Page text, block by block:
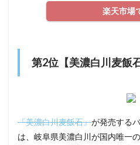
楽天市場
第2位【美濃白川麦飯
『美濃白川麦飯石』が発売する
は、岐阜県美濃白川が国内唯一